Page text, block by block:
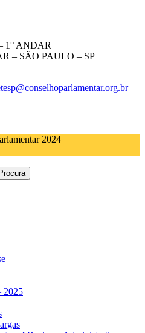
1° ANDAR
– SÃO PAULO – SP
2024
Procura
2025